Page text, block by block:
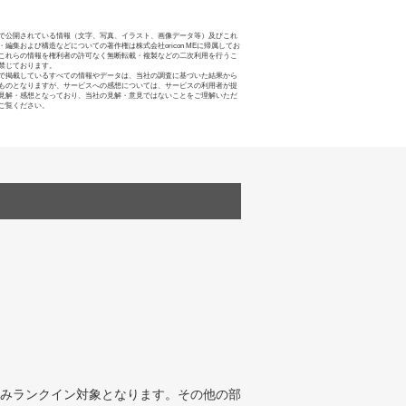
公開されている情報（文字、写真、イラスト、画像データ等）及びこれ
編集および構造などについての著作権は株式会社oricon MEに帰属してお
れらの情報を権利者の許可なく無断転載・複製などの二次利用を行うこ
じております。
掲載しているすべての情報やデータは、当社の調査に基づいた結果から
のとなりますが、サービスへの感想については、サービスの利用者が提
解・感想となっており、当社の見解・意見ではないことをご理解いただ
覧ください。
ランクイン対象となります。その他の部